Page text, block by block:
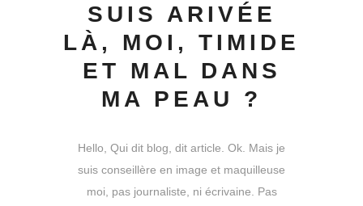
SUIS ARIVÉE
LÀ, MOI, TIMIDE
ET MAL DANS
MA PEAU ?
Hello, Qui dit blog, dit article. Ok. Mais je
suis conseillère en image et maquilleuse
moi, pas journaliste, ni écrivaine. Pas